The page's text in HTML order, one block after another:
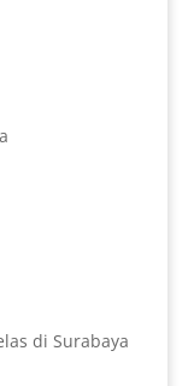
di Surabaya